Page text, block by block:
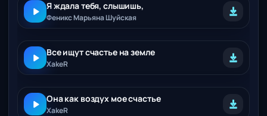
Я ждала тебя, слышишь,
Феникс Марьяна Шуйская
Все ищут счастье на земле
XakeR
Она как воздух мое счастье
XakeR